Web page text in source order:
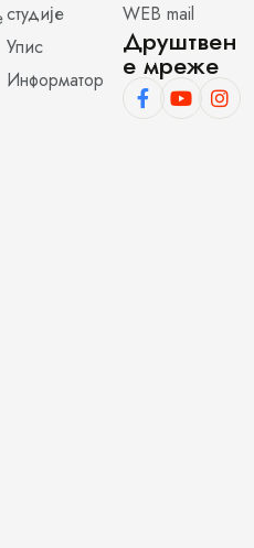
студије
Упис
Информатор
WEB mail
Друштвен
е мреже